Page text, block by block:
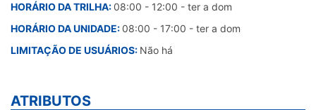
HORÁRIO DA TRILHA:08:00 - 12:00 - ter a dom
HORÁRIO DA UNIDADE:08:00 - 17:00 - ter a dom
LIMITAÇÃO DE USUÁRIOS: Não há
ATRIBUTOS